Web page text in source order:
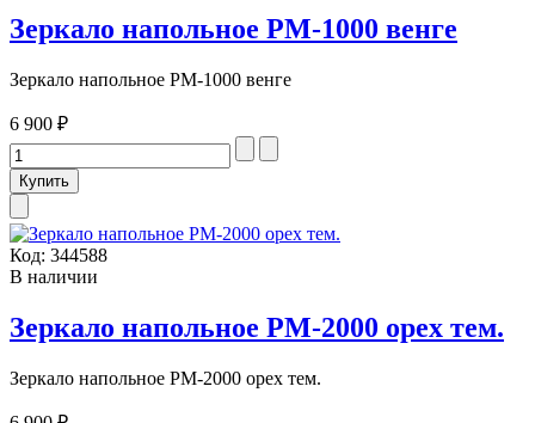
Зеркало напольное РМ-1000 венге
Зеркало напольное РМ-1000 венге
6 900 ₽
Код: 344588
В наличии
Зеркало напольное РМ-2000 орех тем.
Зеркало напольное РМ-2000 орех тем.